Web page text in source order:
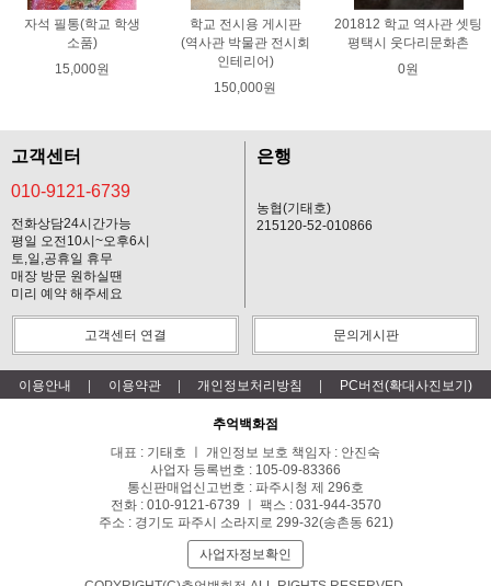
자석 필통(학교 학생
소품)
15,000원
학교 전시용 게시판
(역사관 박물관 전시회
인테리어)
150,000원
201812 학교 역사관 셋팅
평택시 웃다리문화촌
0원
고객센터
010-9121-6739
전화상담24시간가능
평일 오전10시~오후6시
토,일,공휴일 휴무
매장 방문 원하실땐
미리 예약 해주세요
은행
농협(기태호)
215120-52-010866
고객센터 연결 문의게시판
이용안내 이용약관 개인정보처리방침 PC버전(확대사진보기)
추억백화점
대표 : 기태호 ㅣ 개인정보 보호 책임자 : 안진숙
사업자 등록번호 : 105-09-83366
통신판매업신고번호 : 파주시청 제 296호
전화 : 010-9121-6739 ㅣ 팩스 : 031-944-3570
주소 : 경기도 파주시 소라지로 299-32(송촌동 621)
사업자정보확인